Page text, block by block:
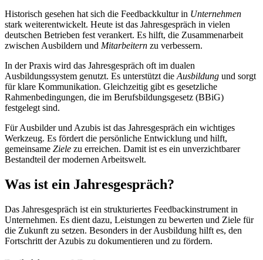
Historisch gesehen hat sich die Feedbackkultur in Unternehmen
stark weiterentwickelt. Heute ist das Jahresgespräch in vielen
deutschen Betrieben fest verankert. Es hilft, die Zusammenarbeit
zwischen Ausbildern und Mitarbeitern zu verbessern.
In der Praxis wird das Jahresgespräch oft im dualen
Ausbildungssystem genutzt. Es unterstützt die Ausbildung und sorgt
für klare Kommunikation. Gleichzeitig gibt es gesetzliche
Rahmenbedingungen, die im Berufsbildungsgesetz (BBiG)
festgelegt sind.
Für Ausbilder und Azubis ist das Jahresgespräch ein wichtiges
Werkzeug. Es fördert die persönliche Entwicklung und hilft,
gemeinsame Ziele zu erreichen. Damit ist es ein unverzichtbarer
Bestandteil der modernen Arbeitswelt.
Was ist ein Jahresgespräch?
Das Jahresgespräch ist ein strukturiertes Feedbackinstrument in
Unternehmen. Es dient dazu, Leistungen zu bewerten und Ziele für
die Zukunft zu setzen. Besonders in der Ausbildung hilft es, den
Fortschritt der Azubis zu dokumentieren und zu fördern.